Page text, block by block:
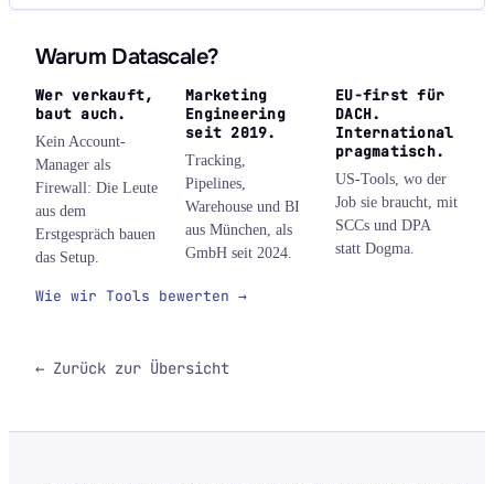
Warum Datascale?
Wer verkauft,
baut auch.
Kein Account-
Manager als
Firewall: Die Leute
aus dem
Erstgespräch bauen
das Setup.
Marketing
Engineering
seit 2019.
Tracking,
Pipelines,
Warehouse und BI
aus München, als
GmbH seit 2024.
EU-first für
DACH.
International
pragmatisch.
US-Tools, wo der
Job sie braucht, mit
SCCs und DPA
statt Dogma.
Wie wir Tools bewerten →
← Zurück zur Übersicht